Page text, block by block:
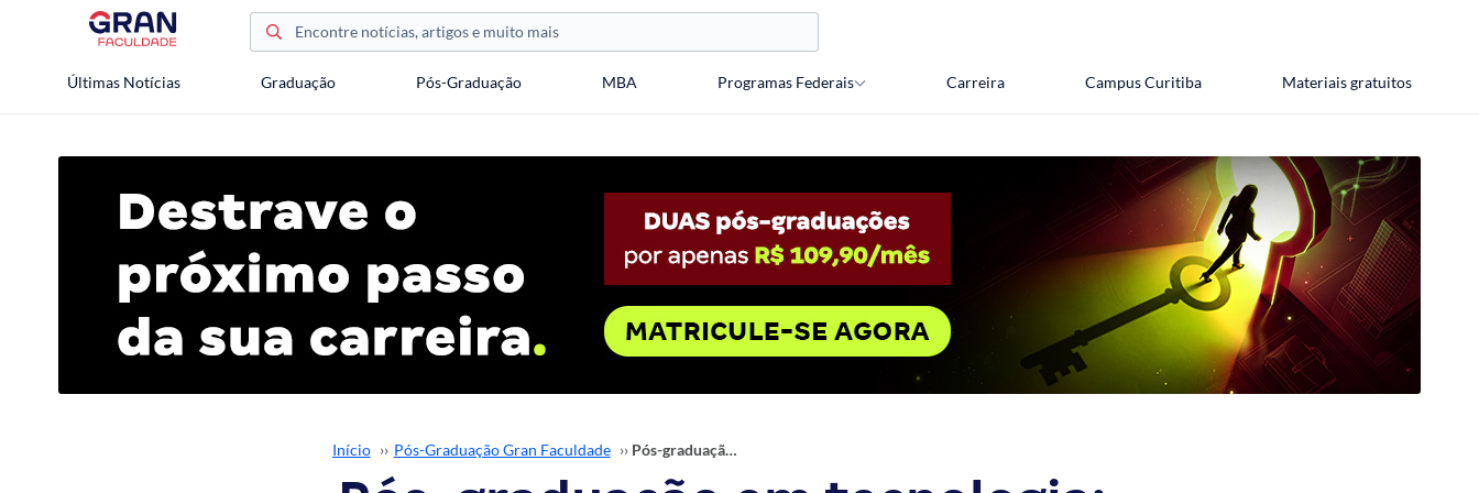
Últimas Notícias Graduação Pós-Graduação MBA Programas Federais Carreira Campus Curitiba Materiais gratuitos
Início ›› Pós-Graduação Gran Faculdade ›› Pós-graduação em tecnologia: conheça os cursos do Gran!